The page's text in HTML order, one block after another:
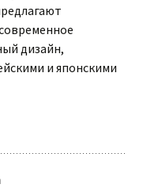
дизайн,
и японскими